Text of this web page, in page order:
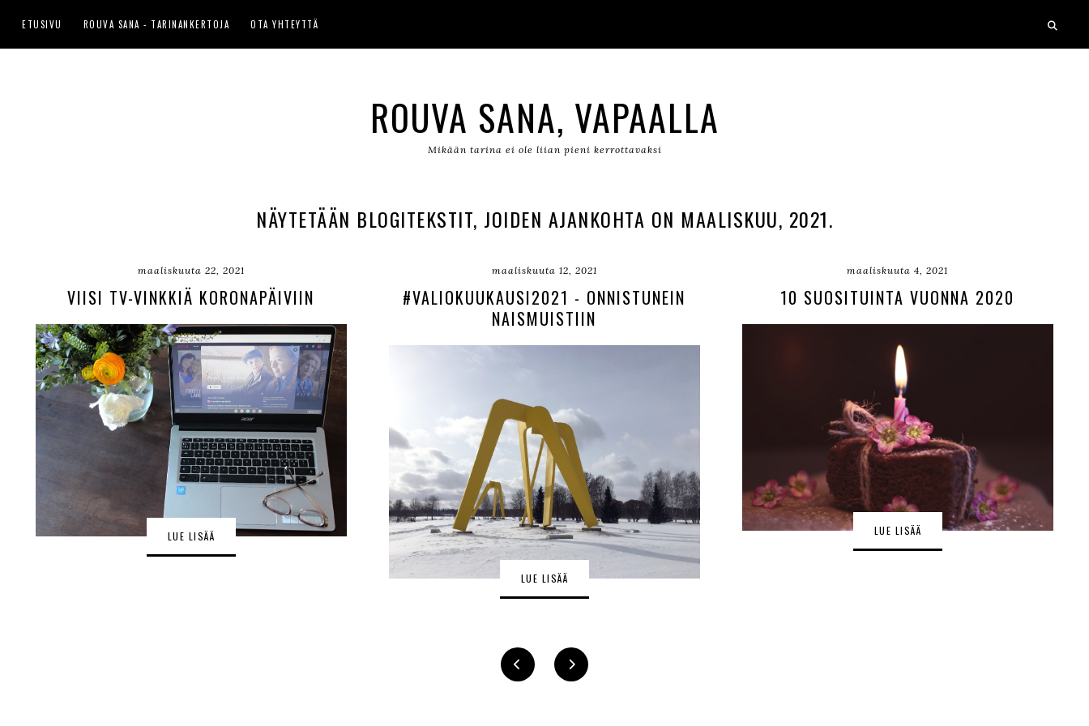
ETUSIVU ROUVA SANA - TARINANKERTOJA OTA YHTEYTTÄ
ROUVA SANA, VAPAALLA
Mikään tarina ei ole liian pieni kerrottavaksi
NÄYTETÄÄN BLOGITEKSTIT, JOIDEN AJANKOHTA ON MAALISKUU, 2021.
maaliskuuta 22, 2021
VIISI TV-VINKKIÄ KORONAPÄIVIIN
LUE LISÄÄ
maaliskuuta 12, 2021
#VALIOKUUKAUSI2021 - ONNISTUNEIN
NAISMUISTIIN
LUE LISÄÄ
maaliskuuta 4, 2021
10 SUOSITUINTA VUONNA 2020
LUE LISÄÄ